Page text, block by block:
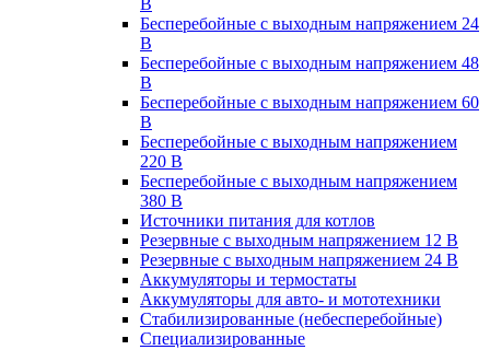
В
Бесперебойные с выходным напряжением 24
В
Бесперебойные с выходным напряжением 48
В
Бесперебойные с выходным напряжением 60
В
Бесперебойные с выходным напряжением
220 В
Бесперебойные с выходным напряжением
380 В
Источники питания для котлов
Резервные с выходным напряжением 12 В
Резервные с выходным напряжением 24 В
Аккумуляторы и термостаты
Аккумуляторы для авто- и мототехники
Стабилизированные (небесперебойные)
Специализированные